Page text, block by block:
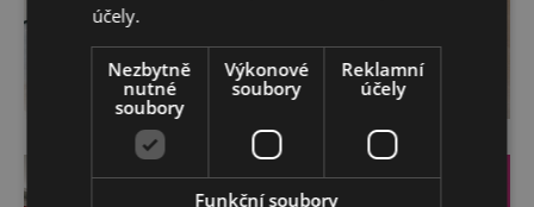
účely.
Nezbytně
nutné
soubory
Výkonové
soubory
Reklamní
účely
Funkční soubory